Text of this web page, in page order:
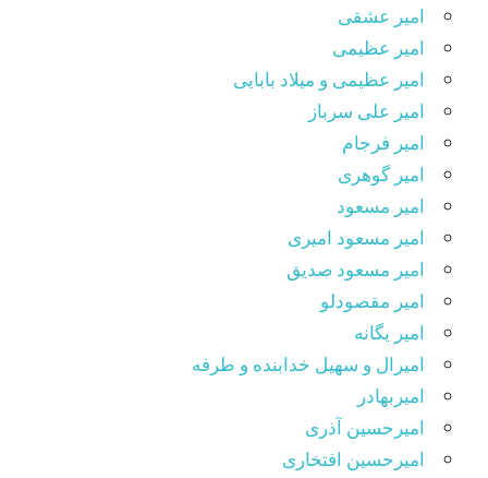
امیر عشقی
امیر عظیمی
امیر عظیمی و میلاد بابایی
امیر علی سرباز
امیر فرجام
امیر گوهری
امیر مسعود
امیر مسعود امیری
امیر مسعود صدیق
امیر مقصودلو
امیر یگانه
امیرال و سهیل خدابنده و طرفه
امیربهادر
امیرحسین آذری
امیرحسین افتخاری